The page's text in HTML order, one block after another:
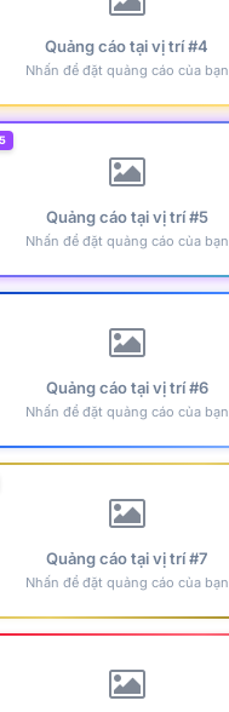
Quảng cáo tại vị trí #4
Nhấn để đặt quảng cáo của bạn
Quảng cáo tại vị trí #5
Nhấn để đặt quảng cáo của bạn
Quảng cáo tại vị trí #6
Nhấn để đặt quảng cáo của bạn
Quảng cáo tại vị trí #7
Nhấn để đặt quảng cáo của bạn